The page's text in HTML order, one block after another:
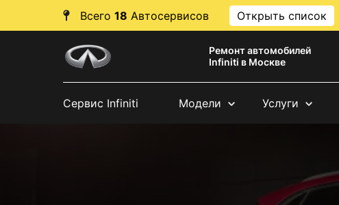
Всего 18 Автосервисов Открыть список
Ремонт автомобилей
Infiniti в Москве
Сервис Infiniti Модели Услуги